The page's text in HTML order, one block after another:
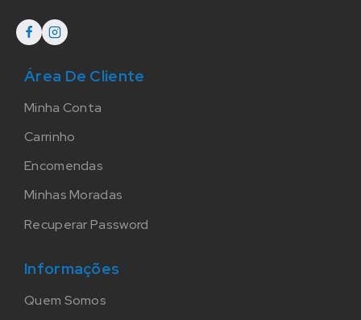
Área De Cliente
Minha Conta
Carrinho
Encomendas
Minhas Moradas
Recuperar Password
Informações
Quem Somos